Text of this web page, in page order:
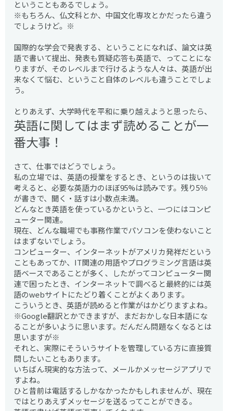
ということもあるでしょう。
※もちろん、仏文科とか、中国文化専攻とかだったら違う
でしょうけど。※
国際的な学会で発表する、ということになれば、論文は英
語で書いて提出、発表も質疑応答も英語で、ってことにな
りますが、そのレベルまで行けるような人々は、英語が出
来なくて悩む、ということ自体のレベルも違うことでしょ
う。
とりあえず、大学時代を平和に乗り越えようと思ったら、
英語に関してはまず読めることが一
番大事！
さて、仕事ではどうでしょう。
私の立場では、英語の授業をするとき、というのは抜いて
考えると、必要な英語力のほぼ95%は読みです。残り5％
が書きで、聞く・話すは小数点未満。
どんなとき英語を使っているかというと、一つにはコンピ
ューター関連。
現在、どんな職場でも事務作業でパソコンを使わないこと
はまずないでしょう。
コンピューター、インターネットがアメリカ発祥だという
こともあってか、IT関連の用語やプログラミング言語は英
語ベースであることが多く、したがってコンピューター関
連で困ったとき、インターネットで調べると最終的には英
語のwebサイトにたどり着くことがよくあります。
こういうとき、英語が読めると作業がはかどりますよね。
※Google翻訳とかできますが、まだおかしな日本語にな
ることが多いように思います。だんだん問題なくなるとは
思いますが※
それと、実際にそういうサイトを管理している方に直接質
問したいこともあります。
いちばん現実的な方法って、メールかメッセージアプリで
すよね。
ひと昔前は電話するしかなかったかもしれませんが、現在
ではとりあえずメッセージを送るってことができる。